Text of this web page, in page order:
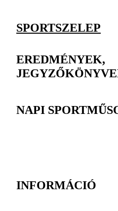
SPORTSZELEP
EREDMÉNYEK,
NAPI
INFORMÁCIÓ